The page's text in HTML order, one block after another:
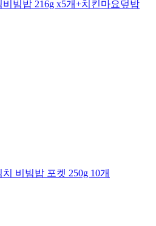
빔밥 216g x5개+치킨마요덮밥
비빔밥 포켓 250g 10개